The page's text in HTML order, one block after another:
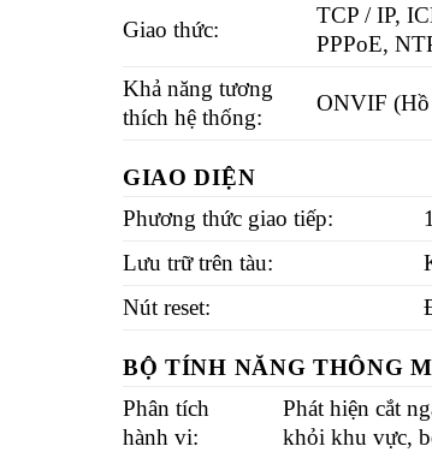
Giao thức:
TCP / IP,
PPPoE,
Khả năng tương
thích hệ thống:
ONVIF (Hồ
GIAO DIỆN
Phương thức giao tiếp:
Lưu trữ trên tàu:
Nút reset:
BỘ TÍNH NĂNG THÔNG
Phân tích
hành vi:
Phát hiện cắt
khỏi khu vực,